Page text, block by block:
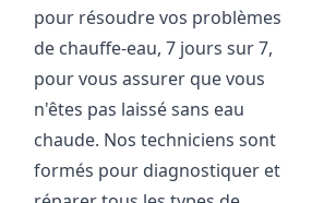
pour résoudre vos problèmes
de chauffe-eau, 7 jours sur 7,
pour vous assurer que vous
n'êtes pas laissé sans eau
chaude. Nos techniciens sont
formés pour diagnostiquer et